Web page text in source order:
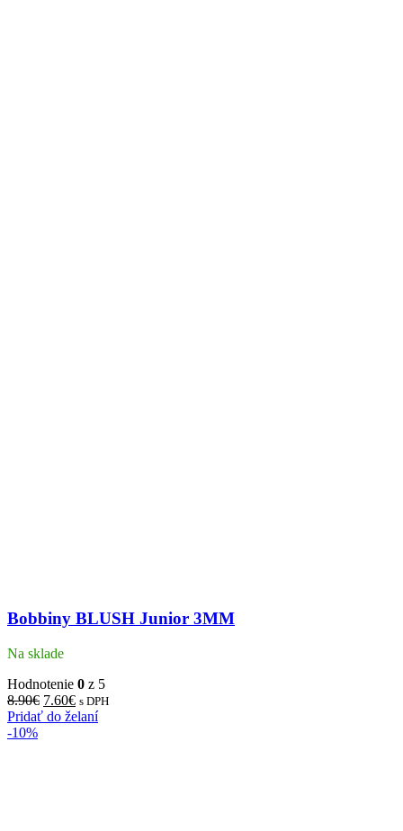
Bobbiny BLUSH Junior 3MM
Na sklade
Hodnotenie 0 z 5
8.90€ 7.60€ s DPH
Pridať do želaní
-10%